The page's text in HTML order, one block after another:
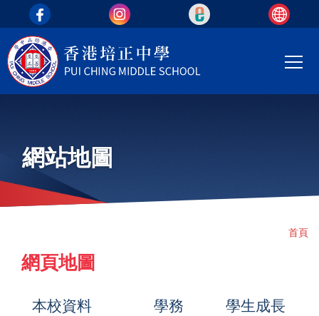
移至主內容
top_area
網站地圖
連
首頁
網頁地圖
本校資料
學務
學生成長